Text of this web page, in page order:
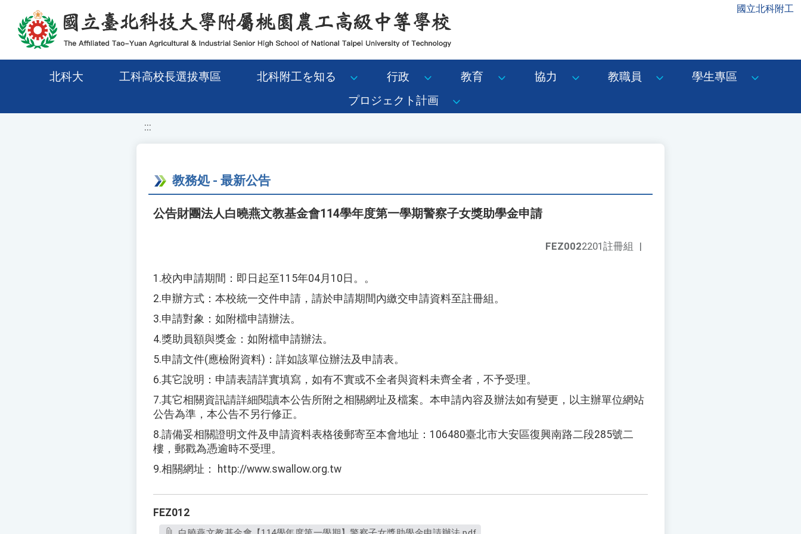
移至網頁之主要內容區位置 國立北科附工
北科大 工科高校長選拔專區 北科附工を知る 行政 教育 協力 教職員
學生專區
プロジェクト計画
:::
教務処 - 最新公告
公告財團法人白曉燕文教基金會114學年度第一學期警察子女獎助學金申請
FEZ0022201註冊組 |
1.校內申請期間：即日起至115年04月 10 日。。
2.申辦方式：本校統一交件申請，請於申請期間內繳交申請資料至註冊組。
3.申請對象：如附檔申請辦法。
4.獎助員額與獎金：如附檔申請辦法。
5.申請文件(應檢附資料) ：詳如該單位辦法及申請表。
6.其它說明：申請表請詳實填寫，如有不實或不全者與資料未齊全者，不予受理。
7.其它相關資訊請詳細閱讀本公告所附之相關網址及檔案。本申請內容及辦法如有變更，以主辦單位網站
公告為準，本公告不另行修正。
8.請備妥相關證明文件及申請資料表格後郵寄至本會地址： 106480臺北市大安區復興南路二段285號二
樓，郵戳為憑逾時不受理。
9.相關網址： http://www.swallow.org.tw
FEZ012